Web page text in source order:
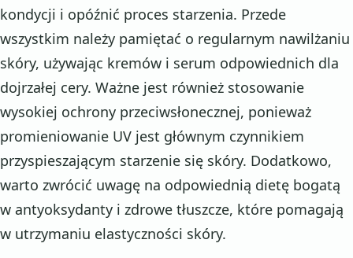
kondycji i opóźnić proces starzenia. Przede
wszystkim należy pamiętać o regularnym nawilżaniu
skóry, używając kremów i serum odpowiednich dla
dojrzałej cery. Ważne jest również stosowanie
wysokiej ochrony przeciwsłonecznej, ponieważ
promieniowanie UV jest głównym czynnikiem
przyspieszającym starzenie się skóry. Dodatkowo,
warto zwrócić uwagę na odpowiednią dietę bogatą
w antyoksydanty i zdrowe tłuszcze, które pomagają
w utrzymaniu elastyczności skóry.